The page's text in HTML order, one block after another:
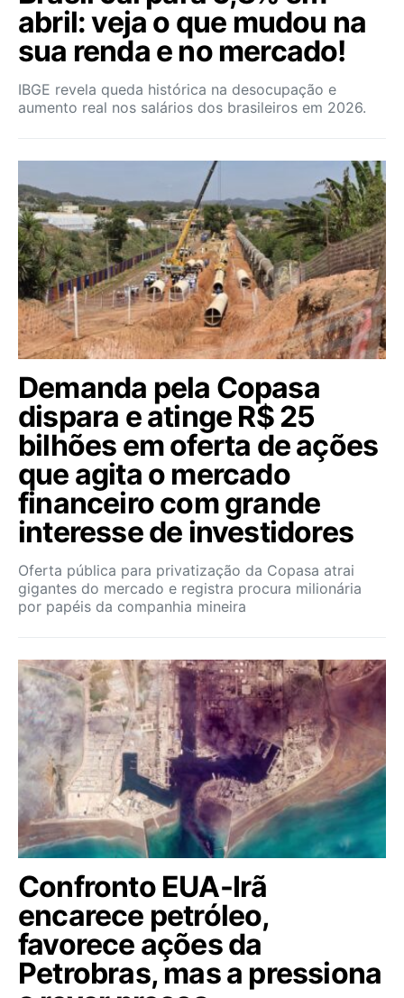
abril: veja o que mudou na
sua renda e no mercado!
IBGE revela queda histórica na desocupação e
aumento real nos salários dos brasileiros em 2026.
Demanda pela Copasa
dispara e atinge R$ 25
bilhões em oferta de ações
que agita o mercado
financeiro com grande
interesse de investidores
Oferta pública para privatização da Copasa atrai
gigantes do mercado e registra procura milionária
por papéis da companhia mineira
Confronto EUA-Irã
encarece petróleo,
favorece ações da
Petrobras, mas a pressiona